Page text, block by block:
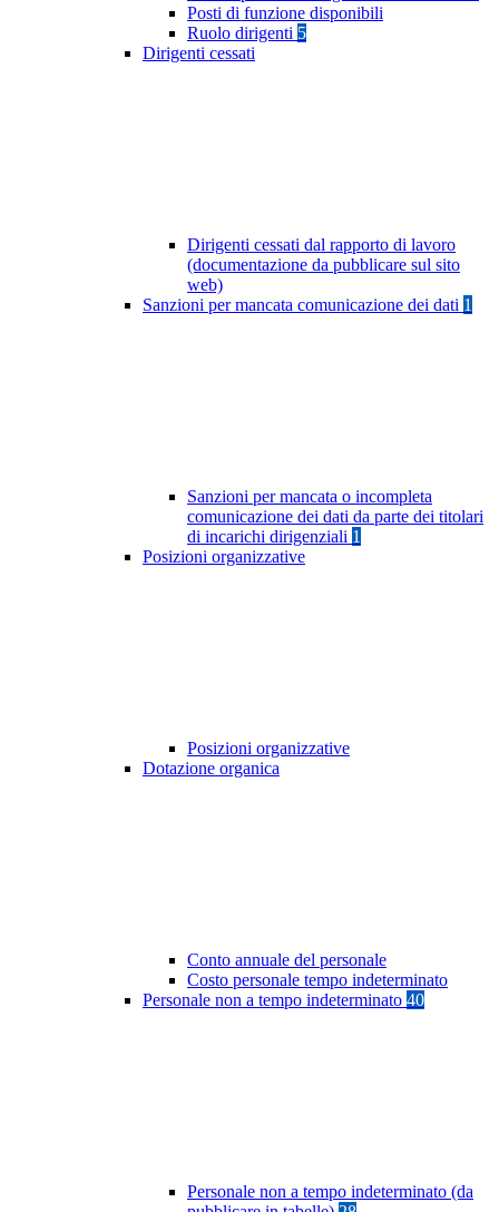
Posti di funzione disponibili
Ruolo dirigenti 5
Dirigenti cessati
Dirigenti cessati dal rapporto di lavoro
(documentazione da pubblicare sul sito
web)
Sanzioni per mancata comunicazione dei dati 1
Sanzioni per mancata o incompleta
comunicazione dei dati da parte dei titolari
di incarichi dirigenziali 1
Posizioni organizzative
Posizioni organizzative
Dotazione organica
Conto annuale del personale
Costo personale tempo indeterminato
Personale non a tempo indeterminato 40
Personale non a tempo indeterminato (da